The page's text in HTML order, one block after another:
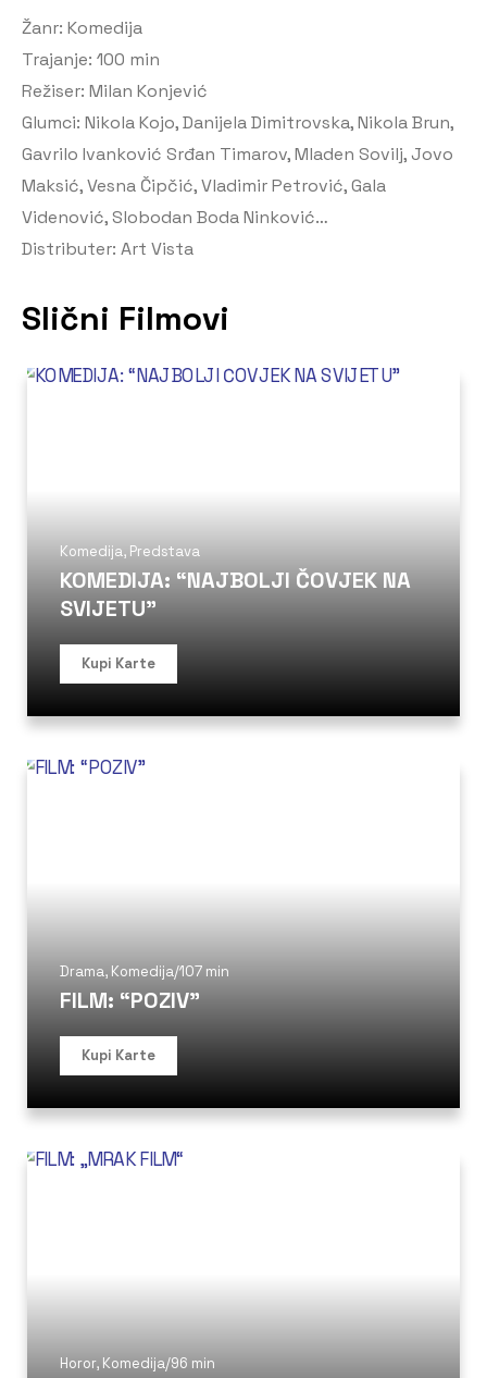
Žanr: Komedija
Trajanje: 100 min
Režiser: Milan Konjević
Glumci: Nikola Kojo, Danijela Dimitrovska, Nikola Brun,
Gavrilo Ivanković Srđan Timarov, Mladen Sovilj, Jovo
Maksić, Vesna Čipčić, Vladimir Petrović, Gala
Videnović, Slobodan Boda Ninković…
Distributer: Art Vista
Slični Filmovi
Komedija, Predstava
KOMEDIJA: “NAJBOLJI ČOVJEK NA
SVIJETU”
Kupi Karte
Drama, Komedija/107 min
FILM: “POZIV”
Kupi Karte
Horor, Komedija/96 min